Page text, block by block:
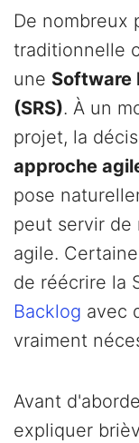
De nombreux
traditionnelle
une Software
(SRS). À un
projet, la
approche
pose
peut servir de
agile.
de réécrire la
Backlog avec
vraiment
Avant
expliquer